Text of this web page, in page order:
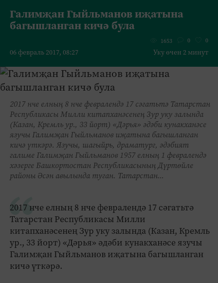
Галимҗан Гыйльманов иҗатына
багышланган кичә була
06 февраль 2017, 08:27
1653 0 0
Уку өчен 2 минут
2017 нче елның 8 нче февралендә 17 сәгатьтә Татарстан
Республикасы Милли китапханәсенең Зур уку залында
(Казан, Кремль ур., 33 йорт) «Дәрья» әдәби кунакханәсе
язучы Галимҗан Гыйльманов иҗатына багышланган
кичә үткәрә. Язучы, шагыйрь, драматург, әдәбият
галиме Галимҗан Гыйльманов 1957 елның 1 февралендә
хәзерге Башкортостан Республикасының Дүртөйле
районы Әсән авылында туган. Татарстан...
2017 нче елның 8 нче февралендә 17 сәгатьтә
Татарстан Республикасы Милли
китапханәсенең Зур уку залында (Казан, Кремль
ур., 33 йорт) «Дәрья» әдәби кунакханәсе язучы
Галимҗан Гыйльманов иҗатына багышланган
кичә үткәрә.